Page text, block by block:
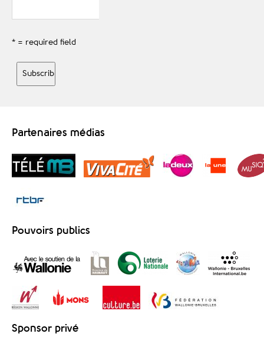
* = required field
Partenaires médias
Pouvoirs publics
Sponsor privé